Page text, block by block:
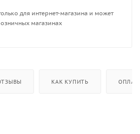
для интернет-магазина и может
магазинах
КАК КУПИТЬ